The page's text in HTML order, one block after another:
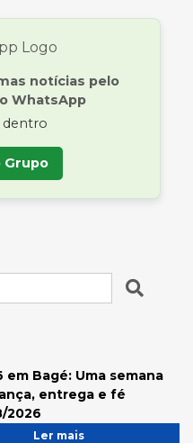
notícias pelo
WhatsApp
dentro
Grupo
em Bagé: Uma semana
entrega e fé
2026
Ler mais